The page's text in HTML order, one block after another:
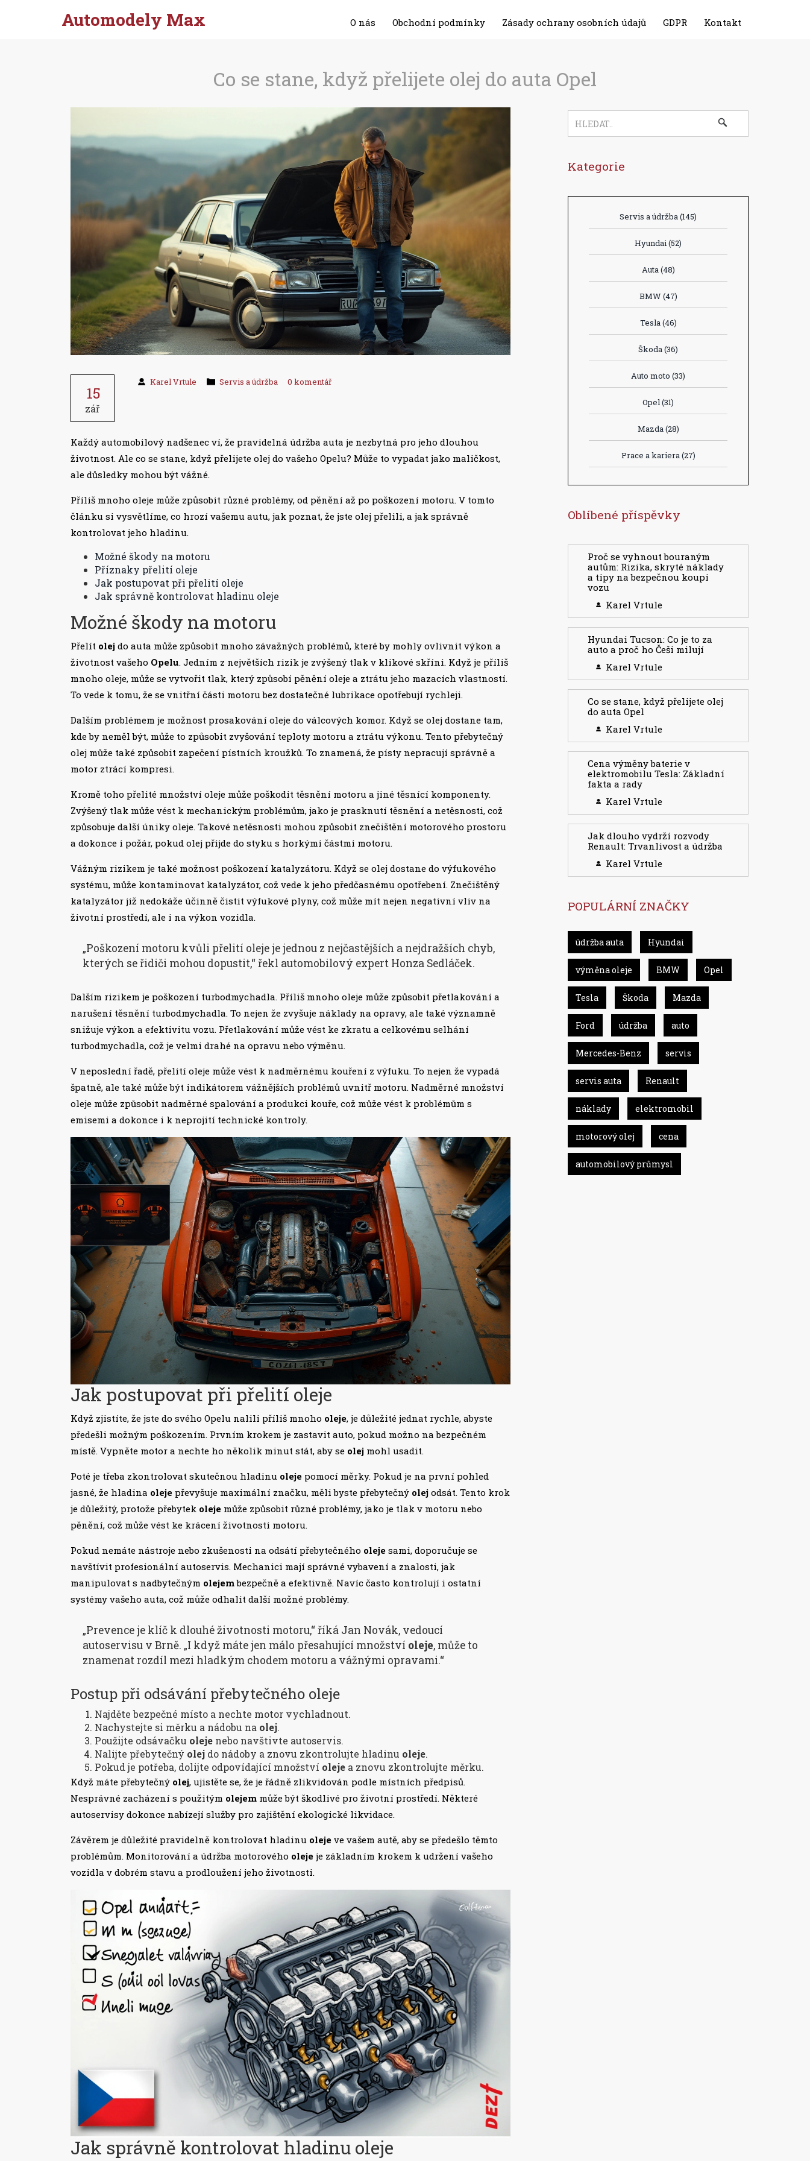
Automodely Max O nás Obchodní podmínky Zásady ochrany osobních údajů GDPR Kontakt
Co se stane, když přelijete olej do auta Opel
15
zář
Karel Vrtule Servis a údržba 0 komentář
Každý automobilový nadšenec ví, že pravidelná údržba auta je nezbytná pro jeho dlouhou
životnost. Ale co se stane, když přelijete olej do vašeho Opelu? Může to vypadat jako maličkost,
ale důsledky mohou být vážné.
Příliš mnoho oleje může způsobit různé problémy, od pěnění až po poškození motoru. V tomto
článku si vysvětlíme, co hrozí vašemu autu, jak poznat, že jste olej přelili, a jak správně
kontrolovat jeho hladinu.
Možné škody na motoru
Příznaky přelití oleje
Jak postupovat při přelití oleje
Jak správně kontrolovat hladinu oleje
Možné škody na motoru
Přelít olej do auta může způsobit mnoho závažných problémů, které by mohly ovlivnit výkon a
životnost vašeho Opelu. Jedním z největších rizik je zvýšený tlak v klikové skříni. Když je příliš
mnoho oleje, může se vytvořit tlak, který způsobí pěnění oleje a ztrátu jeho mazacích vlastností.
To vede k tomu, že se vnitřní části motoru bez dostatečné lubrikace opotřebují rychleji.
Dalším problémem je možnost prosakování oleje do válcových komor. Když se olej dostane tam,
kde by neměl být, může to způsobit zvyšování teploty motoru a ztrátu výkonu. Tento přebytečný
olej může také způsobit zapečení pístních kroužků. To znamená, že písty nepracují správně a
motor ztrácí kompresi.
Kromě toho přelité množství oleje může poškodit těsnění motoru a jiné těsnící komponenty.
Zvýšený tlak může vést k mechanickým problémům, jako je prasknutí těsnění a netěsnosti, což
způsobuje další úniky oleje. Takové netěsnosti mohou způsobit znečištění motorového prostoru
a dokonce i požár, pokud olej přijde do styku s horkými částmi motoru.
Vážným rizikem je také možnost poškození katalyzátoru. Když se olej dostane do výfukového
systému, může kontaminovat katalyzátor, což vede k jeho předčasnému opotřebení. Znečištěný
katalyzátor již nedokáže účinně čistit výfukové plyny, což může mít nejen negativní vliv na
životní prostředí, ale i na výkon vozidla.
„Poškození motoru kvůli přelití oleje je jednou z nejčastějších a nejdražších chyb,
kterých se řidiči mohou dopustit,“ řekl automobilový expert Honza Sedláček.
Dalším rizikem je poškození turbodmychadla. Příliš mnoho oleje může způsobit přetlakování a
narušení těsnění turbodmychadla. To nejen že zvyšuje náklady na opravy, ale také významně
snižuje výkon a efektivitu vozu. Přetlakování může vést ke zkratu a celkovému selhání
turbodmychadla, což je velmi drahé na opravu nebo výměnu.
V neposlední řadě, přelití oleje může vést k nadměrnému kouření z výfuku. To nejen že vypadá
špatně, ale také může být indikátorem vážnějších problémů uvnitř motoru. Nadměrné množství
oleje může způsobit nadměrné spalování a produkci kouře, což může vést k problémům s
emisemi a dokonce i k neprojití technické kontroly.
Jak postupovat při přelití oleje
Když zjistíte, že jste do svého Opelu nalili příliš mnoho oleje, je důležité jednat rychle, abyste
předešli možným poškozením. Prvním krokem je zastavit auto, pokud možno na bezpečném
místě. Vypněte motor a nechte ho několik minut stát, aby se olej mohl usadit.
Poté je třeba zkontrolovat skutečnou hladinu oleje pomocí měrky. Pokud je na první pohled
jasné, že hladina oleje převyšuje maximální značku, měli byste přebytečný olej odsát. Tento krok
je důležitý, protože přebytek oleje může způsobit různé problémy, jako je tlak v motoru nebo
pěnění, což může vést ke krácení životnosti motoru.
Pokud nemáte nástroje nebo zkušenosti na odsátí přebytečného oleje sami, doporučuje se
navštívit profesionální autoservis. Mechanici mají správné vybavení a znalosti, jak
manipulovat s nadbytečným olejembezpečně a efektivně. Navíc často kontrolují i ostatní
systémy vašeho auta, což může odhalit další možné problémy.
„Prevence je klíč k dlouhé životnosti motoru,“ říká Jan Novák, vedoucí
autoservisu v Brně. „I když máte jen málo přesahující množství oleje, může to
znamenat rozdíl mezi hladkým chodem motoru a vážnými opravami.“
Postup při odsávání přebytečného oleje
Najděte bezpečné místo a nechte motor vychladnout.
Nachystejte si měrku a nádobu na olej.
Použijte odsávačku oleje nebo navštivte autoservis.
Nalijte přebytečný olej do nádoby a znovu zkontrolujte hladinu oleje.
Pokud je potřeba, dolijte odpovídající množství oleje a znovu zkontrolujte měrku.
Když máte přebytečný olej, ujistěte se, že je řádně zlikvidován podle místních předpisů.
Nesprávné zacházení s použitým olejem může být škodlivé pro životní prostředí. Některé
autoservisy dokonce nabízejí služby pro zajištění ekologické likvidace.
Závěrem je důležité pravidelně kontrolovat hladinu oleje ve vašem autě, aby se předešlo těmto
problémům. Monitorování a údržba motorového oleje je základním krokem k udržení vašeho
vozidla v dobrém stavu a prodloužení jeho životnosti.
Jak správně kontrolovat hladinu oleje
Kategorie
Servis a údržba(145)
Hyundai(52)
Auta(48)
BMW (47)
Tesla(46)
Škoda(36)
Auto moto (33)
Opel(31)
Mazda(28)
Prace a kariera(27)
Oblíbené příspěvky
Proč se vyhnout bouraným
autům: Rizika, skryté náklady
a tipy na bezpečnou koupi
vozu
Karel Vrtule
Hyundai Tucson: Co je to za
auto a proč ho Češi milují
Karel Vrtule
Co se stane, když přelijete olej
do auta Opel
Karel Vrtule
Cena výměny baterie v
elektromobilu Tesla: Základní
fakta a rady
Karel Vrtule
Jak dlouho vydrží rozvody
Renault: Trvanlivost a údržba
Karel Vrtule
POPULÁRNÍ ZNAČKY
údržba auta Hyundai
výměna oleje BMW Opel
Tesla Škoda Mazda
Ford údržba auto
Mercedes-Benz servis
servis auta Renault
náklady elektromobil
motorový olej cena
automobilový průmysl